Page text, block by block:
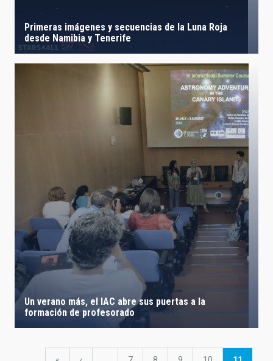
Primeras imágenes y secuencias de la Luna Roja
desde Namibia y Tenerife
Un verano más, el IAC abre sus puertas a la
formación de profesorado